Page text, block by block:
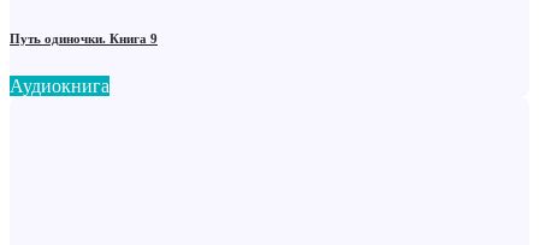
Путь одиночки. Книга 9
Аудиокнига